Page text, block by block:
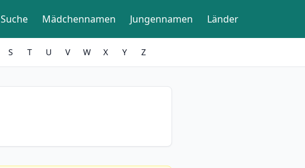
Suche Mädchennamen Jungennamen Länder
S T U V W X Y Z